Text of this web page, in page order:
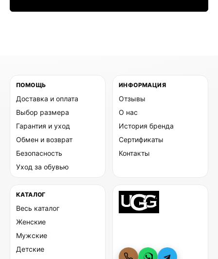
ПОМОЩЬ
Доставка и оплата
Выбор размера
Гарантия и уход
Обмен и возврат
Безопасность
Уход за обувью
ИНФОРМАЦИЯ
Отзывы
О нас
История бренда
Сертификаты
Контакты
КАТАЛОГ
Весь каталог
Женские
Мужские
Детские